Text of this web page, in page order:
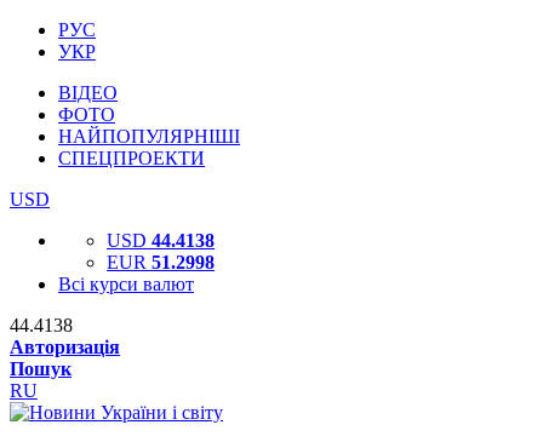
РУС
УКР
ВІДЕО
ФОТО
НАЙПОПУЛЯРНІШІ
СПЕЦПРОЕКТИ
USD
USD 44.4138
EUR 51.2998
Всі курси валют
44.4138
Авторизація
Пошук
RU